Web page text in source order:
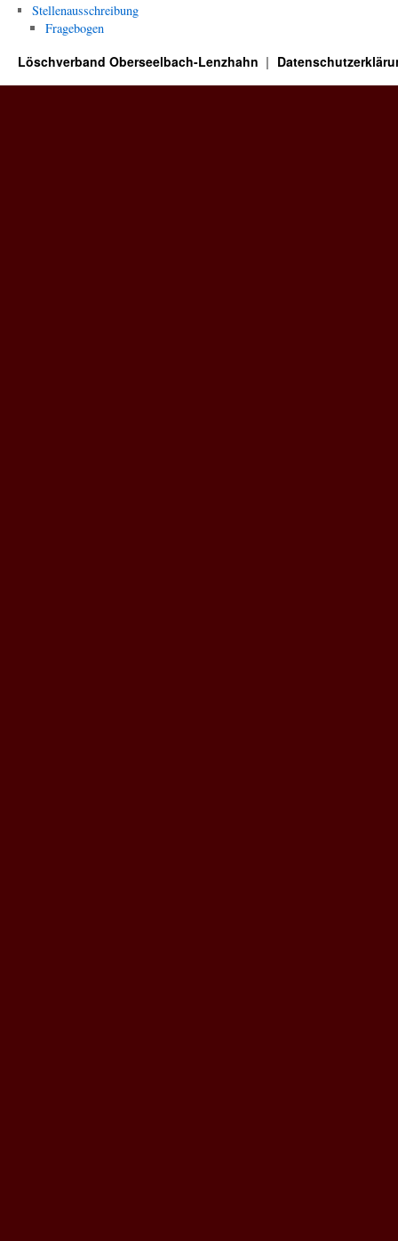
Stellenausschreibung
Fragebogen
Löschverband Oberseelbach-Lenzhahn